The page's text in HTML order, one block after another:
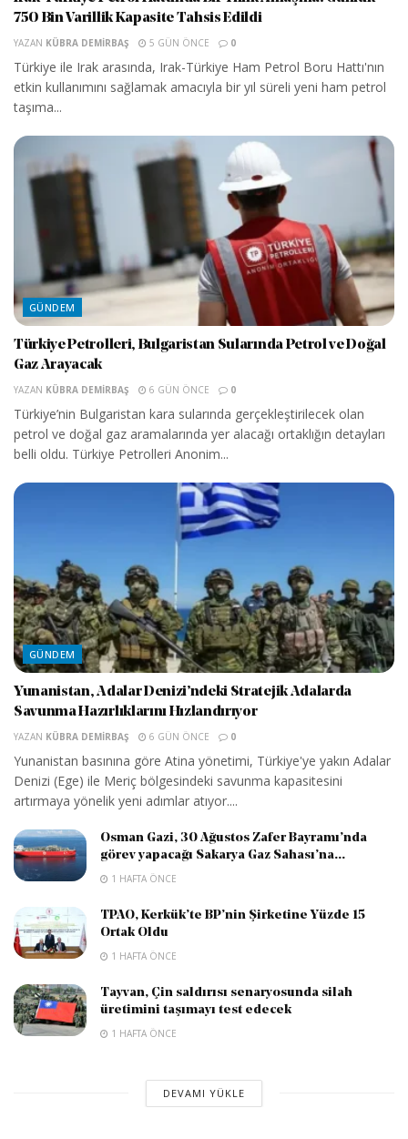
750 Bin Varillik Kapasite Tahsis Edildi
YAZAN KÜBRA DEMIRBAŞ 5 GÜN ÖNCE 0
Türkiye ile Irak arasında, Irak-Türkiye Ham Petrol Boru Hattı'nın
etkin kullanımını sağlamak amacıyla bir yıl süreli yeni ham petrol
taşıma...
GÜNDEM
Türkiye Petrolleri, Bulgaristan Sularında Petrol ve Doğal
Gaz Arayacak
YAZAN KÜBRA DEMIRBAŞ 6 GÜN ÖNCE 0
Türkiye’nin Bulgaristan kara sularında gerçekleştirilecek olan
petrol ve doğal gaz aramalarında yer alacağı ortaklığın detayları
belli oldu. Türkiye Petrolleri Anonim...
GÜNDEM
Yunanistan, Adalar Denizi’ndeki Stratejik Adalarda
Savunma Hazırlıklarını Hızlandırıyor
YAZAN KÜBRA DEMIRBAŞ 6 GÜN ÖNCE 0
Yunanistan basınına göre Atina yönetimi, Türkiye'ye yakın Adalar
Denizi (Ege) ile Meriç bölgesindeki savunma kapasitesini
artırmaya yönelik yeni adımlar atıyor....
Osman Gazi, 30 Ağustos Zafer Bayramı’nda
görev yapacağı Sakarya Gaz Sahası’na...
1 HAFTA ÖNCE
TPAO, Kerkük’te BP’nin Şirketine Yüzde 15
Ortak Oldu
1 HAFTA ÖNCE
Tayvan, Çin saldırısı senaryosunda silah
üretimini taşımayı test edecek
1 HAFTA ÖNCE
DEVAMI YÜKLE